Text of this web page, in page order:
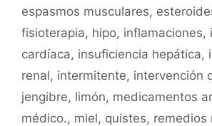
s
t
espasmos musculares,
fisioterapia, hipo, inflamaciones,
cardíaca, insuficiencia hepática,
renal, intermitente, intervención
jengibre, limón, medicamentos
médico., miel, quistes, remedios